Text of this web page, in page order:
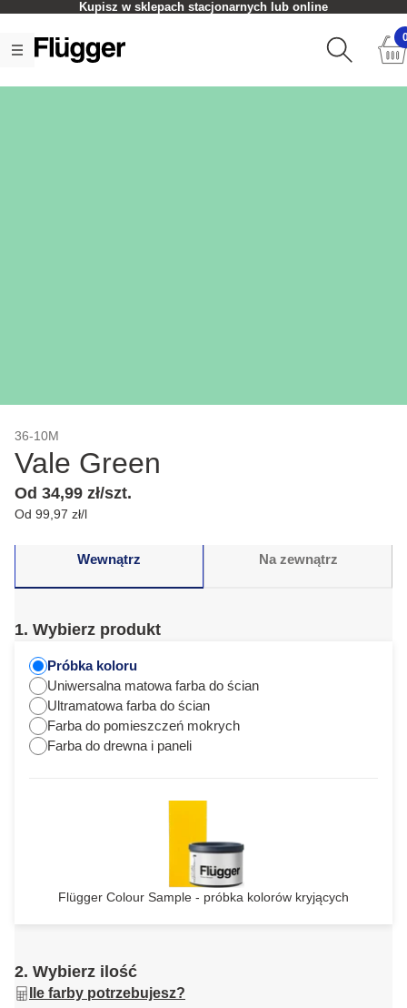
Kupisz w sklepach stacjonarnych lub online
36-10M
Vale Green
Od 34,99 zł/szt.
Od 99,97 zł/l
Wewnątrz Na zewnątrz
1. Wybierz produkt
Próbka koloru
Uniwersalna matowa farba do ścian
Ultramatowa farba do ścian
Farba do pomieszczeń mokrych
Farba do drewna i paneli
Flügger Colour Sample - próbka kolorów kryjących
2. Wybierz ilość
Ile farby potrzebujesz?